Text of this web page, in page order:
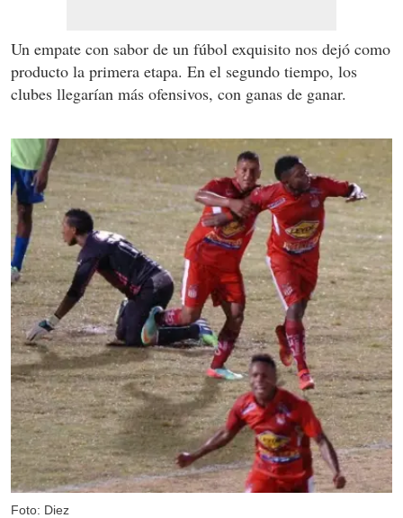
Un empate con sabor de un fúbol exquisito nos dejó como
producto la primera etapa. En el segundo tiempo, los
clubes llegarían más ofensivos, con ganas de ganar.
Foto: Diez